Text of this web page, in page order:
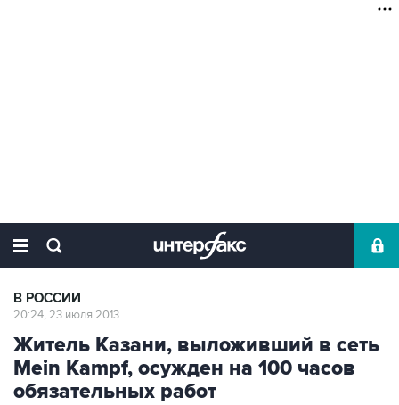
В РОССИИ
20:24, 23 июля 2013
Житель Казани, выложивший в сеть
Mein Kampf, осужден на 100 часов
обязательных работ